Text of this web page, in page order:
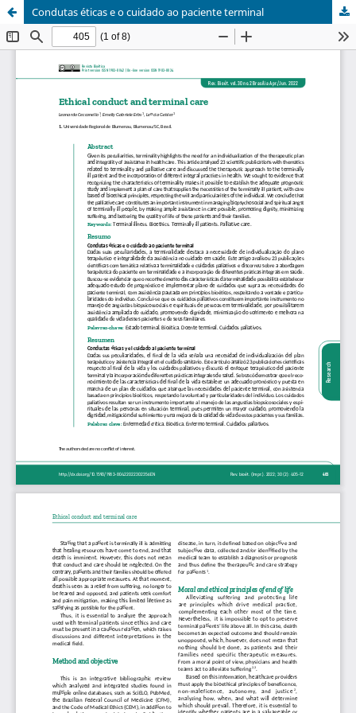
Condutas éticas e o cuidado ao paciente terminal